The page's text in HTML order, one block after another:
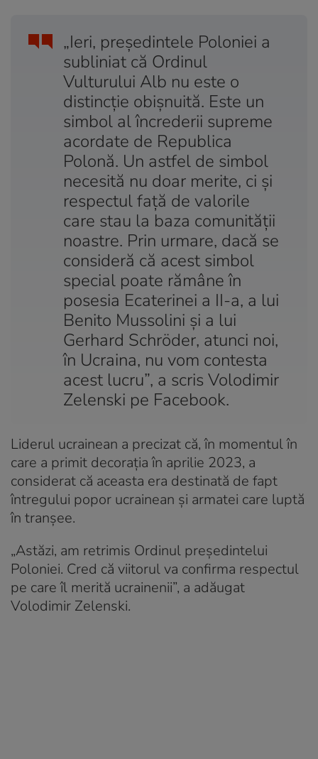
„Ieri, președintele Poloniei a
subliniat că Ordinul
Vulturului Alb nu este o
distincție obișnuită. Este un
simbol al încrederii supreme
acordate de Republica
Polonă. Un astfel de simbol
necesită nu doar merite, ci și
respectul față de valorile
care stau la baza comunității
noastre. Prin urmare, dacă se
consideră că acest simbol
special poate rămâne în
posesia Ecaterinei a II-a, a lui
Benito Mussolini și a lui
Gerhard Schröder, atunci noi,
în Ucraina, nu vom contesta
acest lucru”, a scris Volodimir
Zelenski pe Facebook.
Liderul ucrainean a precizat că, în momentul în
care a primit decorația în aprilie 2023, a
considerat că aceasta era destinată de fapt
întregului popor ucrainean și armatei care luptă
în tranșee.
„Astăzi, am retrimis Ordinul președintelui
Poloniei. Cred că viitorul va confirma respectul
pe care îl merită ucrainenii”, a adăugat
Volodimir Zelenski.